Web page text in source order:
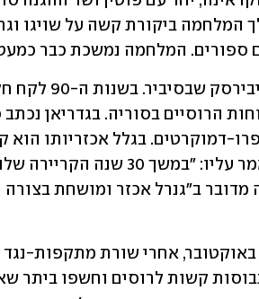
ספורים. המלחמה נמשכת כבר